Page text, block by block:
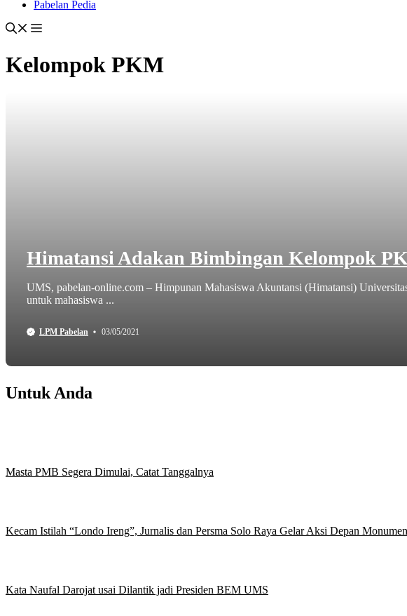
Pabelan Pedia
Kelompok PKM
Himatansi Adakan Bimbingan Kelompok
UMS, pabelan-online.com – Himpunan Mahasiswa Akuntansi (Himatansi)
untuk mahasiswa ...
LPM Pabelan 03/05/2021
Untuk Anda
Masta PMB Segera Dimulai, Catat Tanggalnya
Kecam Istilah “Londo Ireng”, Jurnalis dan Persma Solo Raya Gelar Aksi Depan
Kata Naufal Darojat usai Dilantik jadi Presiden BEM UMS